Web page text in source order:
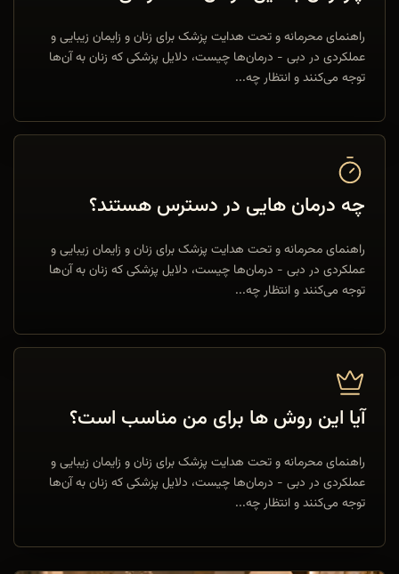
راهنمای محرمانه و تحت هدایت پزشک برای زنان و زایمان زیبایی و
عملکردی در دبی - درمان‌ها چیست، دلایل پزشکی که زنان به آن‌ها
توجه می‌کنند و انتظار چه...
چه درمان هایی در دسترس هستند؟
راهنمای محرمانه و تحت هدایت پزشک برای زنان و زایمان زیبایی و
عملکردی در دبی - درمان‌ها چیست، دلایل پزشکی که زنان به آن‌ها
توجه می‌کنند و انتظار چه...
آیا این روش ها برای من مناسب است؟
راهنمای محرمانه و تحت هدایت پزشک برای زنان و زایمان زیبایی و
عملکردی در دبی - درمان‌ها چیست، دلایل پزشکی که زنان به آن‌ها
توجه می‌کنند و انتظار چه...